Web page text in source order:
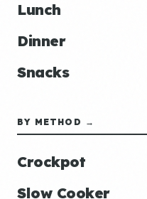
Lunch
Dinner
Snacks
BY METHOD →
Crockpot
Slow Cooker